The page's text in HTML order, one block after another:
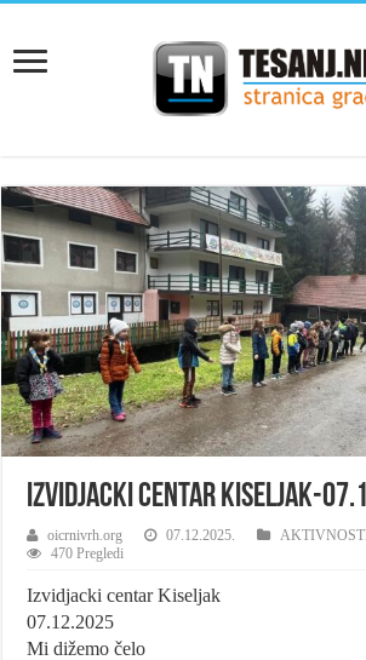
Izvidjacki centar Kiseljak-
oicrnivrh.org 07.12.2025.
470 Pregledi
Izvidjacki centar Kiseljak
07.12.2025
Mi dižemo čelo